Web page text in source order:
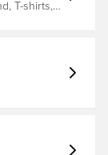
T-shirts,